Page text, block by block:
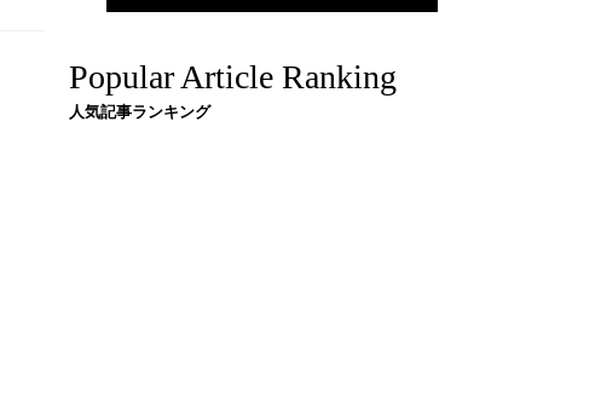
Popular Article Ranking
人気記事ランキング